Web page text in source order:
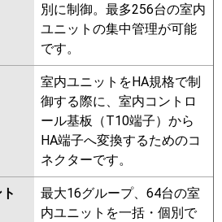
別に制御。最多256台の室内
ユニットの集中管理が可能
です。
室内ユニットをHA規格で制
御する際に、室内コントロ
ール基板（T10端子）から
HA端子へ変換するためのコ
ネクターです。
最大16グループ、64台の室
内ユニットを一括・個別で